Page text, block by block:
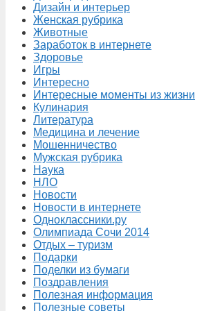
Дизайн и интерьер
Женская рубрика
Животные
Заработок в интернете
Здоровье
Игры
Интересно
Интересные моменты из жизни
Кулинария
Литература
Медицина и лечение
Мошенничество
Мужская рубрика
Наука
НЛО
Новости
Новости в интернете
Одноклассники.ру
Олимпиада Сочи 2014
Отдых – туризм
Подарки
Поделки из бумаги
Поздравления
Полезная информация
Полезные советы